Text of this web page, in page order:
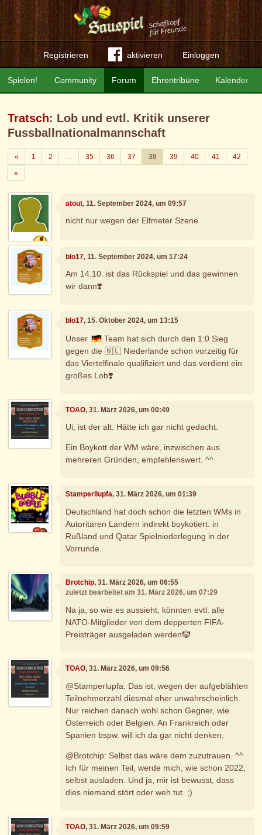
Registrieren aktivieren Einloggen
Community Forum Ehrentribüne Kalender
Spielen!
Tratsch: Lob und evtl. Kritik unserer
Fussballnationalmannschaft
«Zurück
1 2 … 35 36 37 38 39 40 41
42
»Weiter
atout, 11. September 2024, um 09:57
nicht nur wegen der Elfmeter Szene
blo17, 11. September 2024, um 17:24
Am 14.10. ist das Rückspiel und das gewinnen
wir dann❣️
blo17, 15. Oktober 2024, um 13:15
Unser
Team hat sich durch den 1:0 Sieg
gegen die 🇳🇱 Niederlande schon vorzeitig für
das Viertelfinale qualifiziert und das verdient ein
großes Lob❣️
TOAO, 31. März 2026, um 00:49
Ui, ist der alt. Hätte ich gar nicht gedacht.
Ein Boykott der WM wäre, inzwischen aus
mehreren Gründen, empfehlenswert. ^^
Stamperllupfa, 31. März 2026, um 01:39
Deutschland hat doch schon die letzten WMs in
Autoritären Ländern indirekt boykotiert: in
Rußland und Qatar Spielniederlegung in der
Vorrunde.
Brotchip, 31. März 2026, um 06:55
zuletzt bearbeitet am 31. März 2026, um 07:29
Na ja, so wie es aussieht, könnten evtl. alle
NATO-Mitglieder von dem depperten FIFA-
Preisträger ausgeladen werden🤡
TOAO, 31. März 2026, um 09:56
@Stamperlupfa: Das ist, wegen der aufgeblähten
Teilnehmerzahl diesmal eher unwahrscheinlich.
Nur reichen danach wohl schon Gegner, wie
Österreich oder Belgien. An Frankreich oder
Spanien bspw. will ich da gar nicht denken.
@Brotchip: Selbst das wäre dem zuzutrauen. ^^
Ich für meinen Teil, werde mich, wie schon 2022,
selbst ausladen. Und ja, mir ist bewusst, dass
dies niemand stört oder weh tut. ;)
TOAO, 31. März 2026, um 09:59